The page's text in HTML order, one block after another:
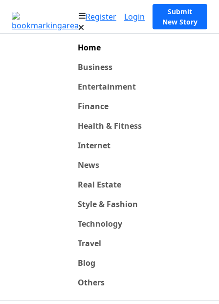
Register Login
Submit
New Story
Home
Business
Entertainment
Finance
Health & Fitness
Internet
News
Real Estate
Style & Fashion
Technology
Travel
Blog
Others